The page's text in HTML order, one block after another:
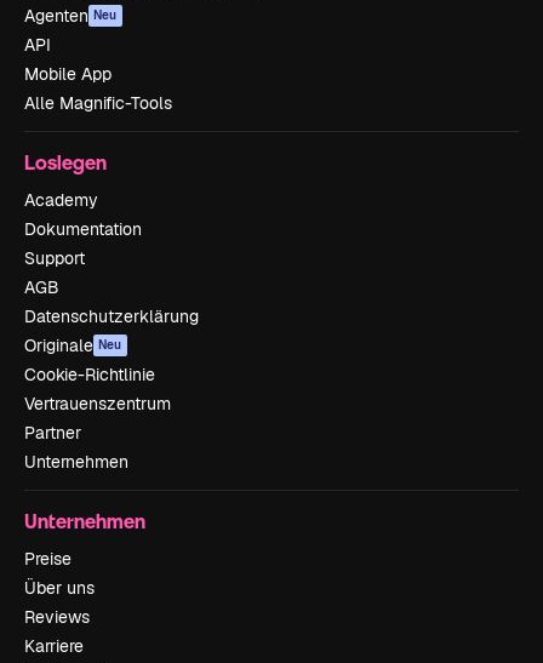
Agenten Neu
API
Mobile App
Alle Magnific-Tools
Loslegen
Academy
Dokumentation
Support
AGB
Datenschutzerklärung
Originale Neu
Cookie-Richtlinie
Vertrauenszentrum
Partner
Unternehmen
Unternehmen
Preise
Über uns
Reviews
Karriere